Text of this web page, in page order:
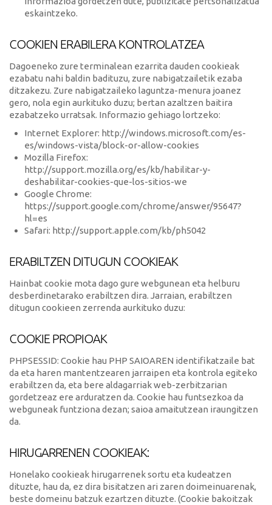
eskaintzeko.
COOKIEN ERABILERA KONTROLATZEA
Dagoeneko zure terminalean ezarrita dauden cookieak
ezabatu nahi baldin badituzu, zure nabigatzailetik ezaba
ditzakezu. Zure nabigatzaileko laguntza-menura joanez
gero, nola egin aurkituko duzu; bertan azaltzen baitira
ezabatzeko urratsak. Informazio gehiago lortzeko:
Internet Explorer: http://windows.microsoft.com/es-
es/windows-vista/block-or-allow-cookies
Mozilla Firefox:
http://support.mozilla.org/es/kb/habilitar-y-
deshabilitar-cookies-que-los-sitios-we
Google Chrome:
https://support.google.com/chrome/answer/95647?
hl=es
Safari: http://support.apple.com/kb/ph5042
ERABILTZEN DITUGUN COOKIEAK
Hainbat cookie mota dago gure webgunean eta helburu
desberdinetarako erabiltzen dira. Jarraian, erabiltzen
ditugun cookieen zerrenda aurkituko duzu:
COOKIE PROPIOAK
PHPSESSID: Cookie hau PHP SAIOAREN identifikatzaile bat
da eta haren mantentzearen jarraipen eta kontrola egiteko
erabiltzen da, eta bere aldagarriak web-zerbitzarian
gordetzeaz ere arduratzen da. Cookie hau funtsezkoa da
webguneak funtziona dezan; saioa amaitutzean iraungitzen
da.
HIRUGARRENEN COOKIEAK:
Honelako cookieak hirugarrenek sortu eta kudeatzen
dituzte, hau da, ez dira bisitatzen ari zaren doimeinuarenak,
beste domeinu batzuk ezartzen dituzte. (Cookie bakoitzak